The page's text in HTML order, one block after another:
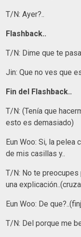
T/N: Ayer?..
Flashback..
T/N: Dime que te
Jin: Que no ves que
Fin del Flashback..
T/N: (Tenía que
esto es demasiado)
Eun Woo: Si, la pelea
de mis casillas y..
T/N: No te preocupes
una
Eun Woo: De
T/N: Del porque me